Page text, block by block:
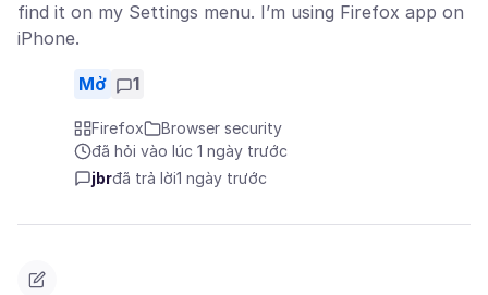
find it on my Settings menu. I’m using Firefox app on
iPhone.
Mở 1
Firefox
Browser security
đã hỏi vào lúc 1 ngày trước
jbrđã trả lời1 ngày trước